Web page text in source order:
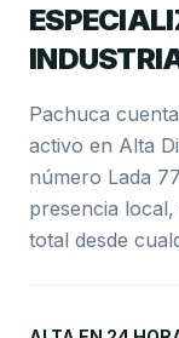
Pachuca
activo en Alta
número Lada
presencia local,
total desde